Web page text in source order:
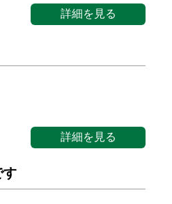
詳細を見る
詳細を見る
す